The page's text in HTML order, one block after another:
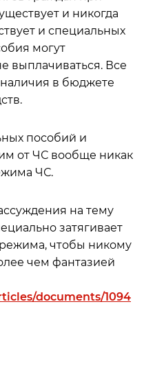
и никогда
и специальных
могут
выплачиваться. Все
наличия в бюджете
пособий и
от ЧС вообще никак
ЧС.
на тему
затягивает
чтобы никому
чем фантазией
documents/1094